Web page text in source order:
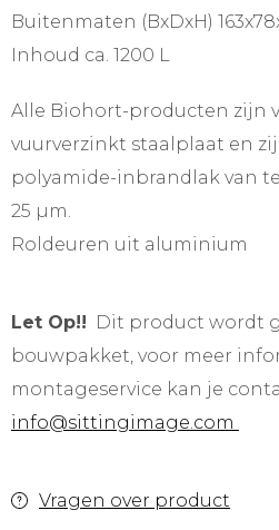
Buitenmaten (BxDxH)
Inhoud ca. 1200 L
Alle Biohort-producten zijn
vuurverzinkt staalplaat en
polyamide-inbrandlak van
25 µm.
Roldeuren uit aluminium
Let Op!! Dit product wordt
bouwpakket, voor meer
montageservice kan je
info@sittingimage.com
Vragen over product